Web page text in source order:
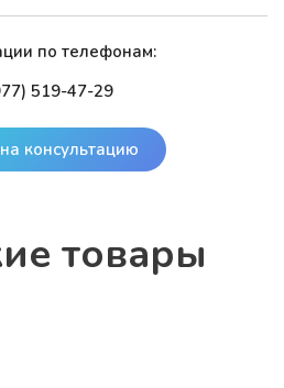
по телефонам:
519-47-29
консультацию
то­ва­ры